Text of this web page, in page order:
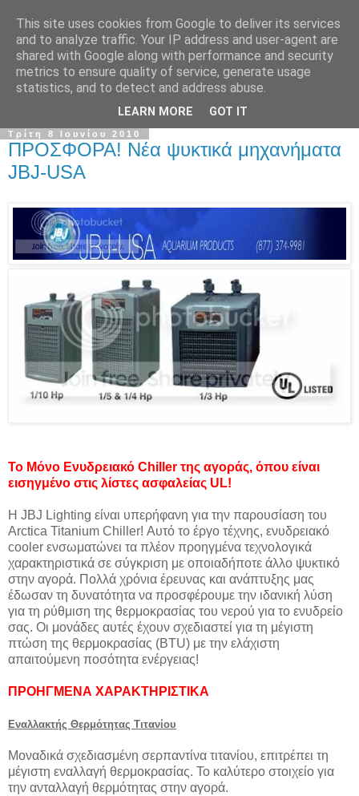
Τρίτη 8 Ιουνίου 2010
ΠΡΟΣΦΟΡΑ! Νέα ψυκτικά μηχανήματα
JBJ-USA
Το Μόνο Ενυδρειακό Chiller της αγοράς, όπου είναι
εισηγμένο στις λίστες ασφαλείας UL!
Η JBJ Lighting είναι υπερήφανη για την παρουσίαση του
Arctica Titanium Chiller! Αυτό το έργο τέχνης, ενυδρειακό
cooler ενσωματώνει τα πλέον προηγμένα τεχνολογικά
χαρακτηριστικά σε σύγκριση με οποιαδήποτε άλλο ψυκτικό
στην αγορά. Πολλά χρόνια έρευνας και ανάπτυξης μας
έδωσαν τη δυνατότητα να προσφέρουμε την ιδανική λύση
για τη ρύθμιση της θερμοκρασίας του νερού για το ενυδρείο
σας. Οι μονάδες αυτές έχουν σχεδιαστεί για τη μέγιστη
πτώση της θερμοκρασίας (BTU) με την ελάχιστη
απαιτούμενη ποσότητα ενέργειας!
ΠΡΟΗΓΜΕΝΑ ΧΑΡΑΚΤΗΡΙΣΤΙΚΑ
Εναλλακτής Θερμότητας Τιτανίου
Μοναδικά σχεδιασμένη σερπαντίνα τιτανίου, επιτρέπει τη
μέγιστη εναλλαγή θερμοκρασίας. Το καλύτερο στοιχείο για
την ανταλλαγή θερμότητας στην αγορά.
This site uses cookies from Google to deliver its services
and to analyze traffic. Your IP address and user-agent are
shared with Google along with performance and security
metrics to ensure quality of service, generate usage
statistics, and to detect and address abuse.
LEARN MORE GOT IT